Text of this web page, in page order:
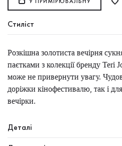
Стиліст
Розкішна золотиста вечірня
паєтками з колекції бренду Teri
може не привернути увагу.
доріжки кінофестивалю, так і
вечірки.
Деталі